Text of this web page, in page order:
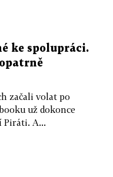
ke spolupráci.
začali volat po
už dokonce
Piráti. A...